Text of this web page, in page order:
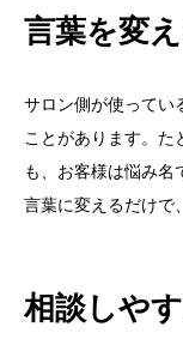
言葉を変
サロン側が使ってい
ことがあります。た
も、お客様は悩み名
言葉に変えるだけで
相談しや